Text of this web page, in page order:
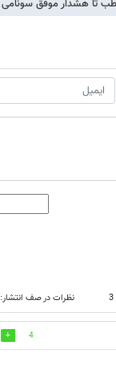
نظرات در صف انتشار: 0
4